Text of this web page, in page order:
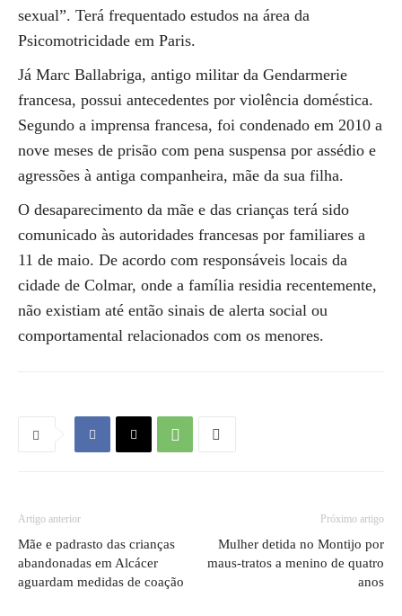
sexual”. Terá frequentado estudos na área da
Psicomotricidade em Paris.
Já Marc Ballabriga, antigo militar da Gendarmerie
francesa, possui antecedentes por violência doméstica.
Segundo a imprensa francesa, foi condenado em 2010 a
nove meses de prisão com pena suspensa por assédio e
agressões à antiga companheira, mãe da sua filha.
O desaparecimento da mãe e das crianças terá sido
comunicado às autoridades francesas por familiares a
11 de maio. De acordo com responsáveis locais da
cidade de Colmar, onde a família residia recentemente,
não existiam até então sinais de alerta social ou
comportamental relacionados com os menores.
Artigo anterior
Mãe e padrasto das crianças
abandonadas em Alcácer
aguardam medidas de coação
Próximo artigo
Mulher detida no Montijo por
maus-tratos a menino de quatro
anos